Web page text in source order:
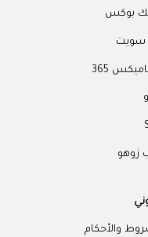
بوكس
سويت
365
زوهو
والأحكام